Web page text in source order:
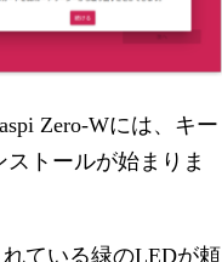
Zero-Wには、キー
トールが始まりま
ている緑のLEDが頼